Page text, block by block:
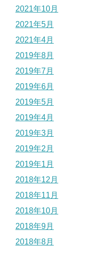
2021年10月
2021年5月
2021年4月
2019年8月
2019年7月
2019年6月
2019年5月
2019年4月
2019年3月
2019年2月
2019年1月
2018年12月
2018年11月
2018年10月
2018年9月
2018年8月